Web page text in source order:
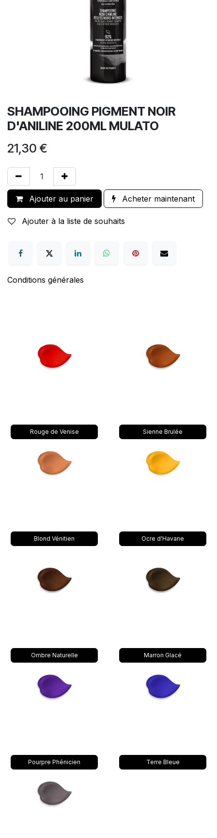
SHAMPOOING PIGMENT NOIR
D'ANILINE 200ML MULATO
21,30 €
Ajouter au panier Acheter maintenant
Ajouter à la liste de souhaits
Conditions générales
Rouge de Venise Sienne Brulée
Blond Vénitien Ocre d'Havane
Ombre Naturelle Marron Glacé
Pourpre Phénicien Terre Bleue